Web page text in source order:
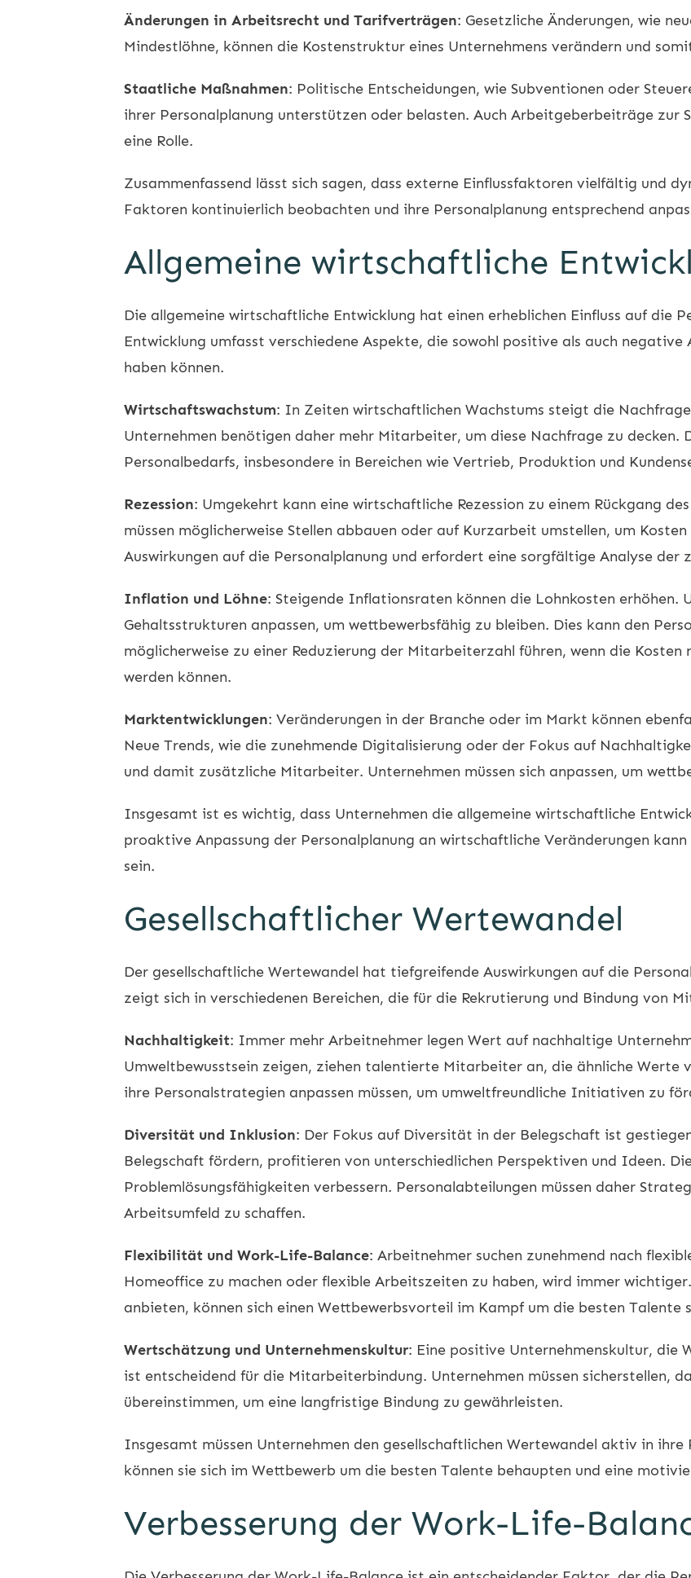
Änderungen in Arbeitsrecht und Tarifverträgen: Gesetzliche Änderungen, wie
Mindestlöhne, können die Kostenstruktur eines Unternehmens verändern und
Staatliche Maßnahmen: Politische Entscheidungen, wie Subventionen oder
ihrer Personalplanung unterstützen oder belasten. Auch Arbeitgeberbeiträge zur
eine Rolle.
Zusammenfassend lässt sich sagen, dass externe Einflussfaktoren vielfältig und
Faktoren kontinuierlich beobachten und ihre Personalplanung entsprechend
Allgemeine wirtschaftliche
Die allgemeine wirtschaftliche Entwicklung hat einen erheblichen Einfluss auf die
Entwicklung umfasst verschiedene Aspekte, die sowohl positive als auch negative
haben können.
Wirtschaftswachstum: In Zeiten wirtschaftlichen Wachstums steigt die
Unternehmen benötigen daher mehr Mitarbeiter, um diese Nachfrage zu decken.
Personalbedarfs, insbesondere in Bereichen wie Vertrieb, Produktion und
Rezession: Umgekehrt kann eine wirtschaftliche Rezession zu einem Rückgang
müssen möglicherweise Stellen abbauen oder auf Kurzarbeit umstellen, um
Auswirkungen auf die Personalplanung und erfordert eine sorgfältige Analyse der
Inflation und Löhne: Steigende Inflationsraten können die Lohnkosten erhöhen.
Gehaltsstrukturen anpassen, um wettbewerbsfähig zu bleiben. Dies kann den
möglicherweise zu einer Reduzierung der Mitarbeiterzahl führen, wenn die
werden können.
Marktentwicklungen: Veränderungen in der Branche oder im Markt können
Neue Trends, wie die zunehmende Digitalisierung oder der Fokus auf
und damit zusätzliche Mitarbeiter. Unternehmen müssen sich anpassen, um
Insgesamt ist es wichtig, dass Unternehmen die allgemeine wirtschaftliche
proaktive Anpassung der Personalplanung an wirtschaftliche Veränderungen
sein.
Gesellschaftlicher Wertewandel
Der gesellschaftliche Wertewandel hat tiefgreifende Auswirkungen auf die
zeigt sich in verschiedenen Bereichen, die für die Rekrutierung und Bindung von
Nachhaltigkeit: Immer mehr Arbeitnehmer legen Wert auf nachhaltige
Umweltbewusstsein zeigen, ziehen talentierte Mitarbeiter an, die ähnliche Werte
ihre Personalstrategien anpassen müssen, um umweltfreundliche Initiativen zu
Diversität und Inklusion: Der Fokus auf Diversität in der Belegschaft ist
Belegschaft fördern, profitieren von unterschiedlichen Perspektiven und Ideen.
Problemlösungsfähigkeiten verbessern. Personalabteilungen müssen daher
Arbeitsumfeld zu schaffen.
Flexibilität und Work-Life-Balance: Arbeitnehmer suchen zunehmend nach
Homeoffice zu machen oder flexible Arbeitszeiten zu haben, wird immer
anbieten, können sich einen Wettbewerbsvorteil im Kampf um die besten Talente
Wertschätzung und Unternehmenskultur: Eine positive Unternehmenskultur, die
ist entscheidend für die Mitarbeiterbindung. Unternehmen müssen sicherstellen,
übereinstimmen, um eine langfristige Bindung zu gewährleisten.
Insgesamt müssen Unternehmen den gesellschaftlichen Wertewandel aktiv in
können sie sich im Wettbewerb um die besten Talente behaupten und eine
Verbesserung der Work-Life-